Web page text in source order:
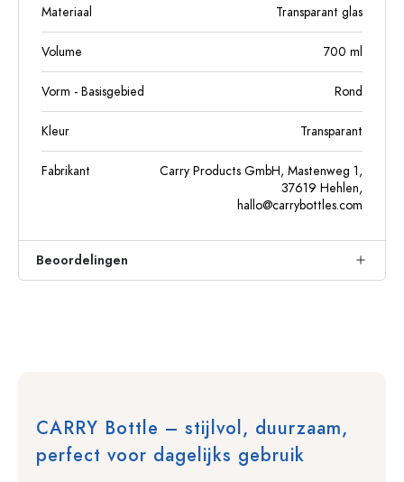
Materiaal Transparant glas
Volume 700 ml
Vorm - Basisgebied Rond
Kleur Transparant
Fabrikant
Carry Products GmbH, Mastenweg 1,
37619 Hehlen,
hallo@carrybottles.com
Beoordelingen
CARRY Bottle – stijlvol, duurzaam,
perfect voor dagelijks gebruik